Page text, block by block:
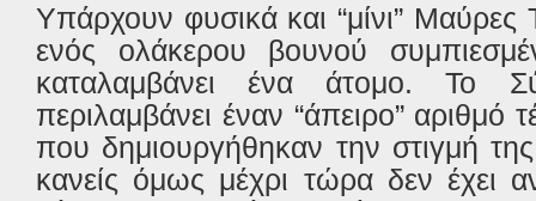
Υπάρχουν φυσικά και “μίνι”
ενός ολάκερου βουνού
καταλαμβάνει ένα άτομο. Το
περιλαμβάνει έναν “άπειρο” αριθμό
που δημιουργήθηκαν την στιγμή
κανείς όμως μέχρι τώρα δεν έχει